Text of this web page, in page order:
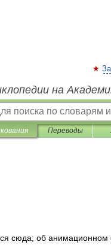
на
Переводы
сюда; об анимационном